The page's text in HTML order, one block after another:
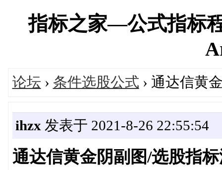
指标之家—公式指标
论坛 › 条件选股公式 › 通达信黄
ihzx 发表于 2021-8-26 22:55:54
通达信黄金阴副图/选股指